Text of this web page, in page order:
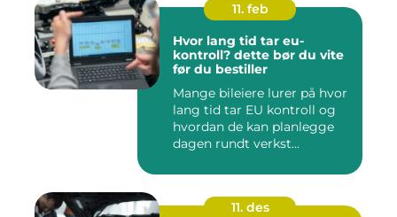
11. feb
Hvor lang tid tar eu-
kontroll? dette bør du vite
før du bestiller
Mange bileiere lurer på hvor
lang tid tar EU kontroll og
hvordan de kan planlegge
dagen rundt verkst...
11. des